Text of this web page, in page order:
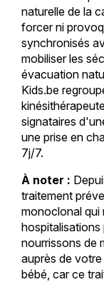
naturelle de la
forcer ni
synchronisés
mobiliser les
évacuation
Kids.be
signataires
une prise en
7j/7.
À noter :
traitement
monoclonal qui
nourrissons de
auprès de
bébé, car ce